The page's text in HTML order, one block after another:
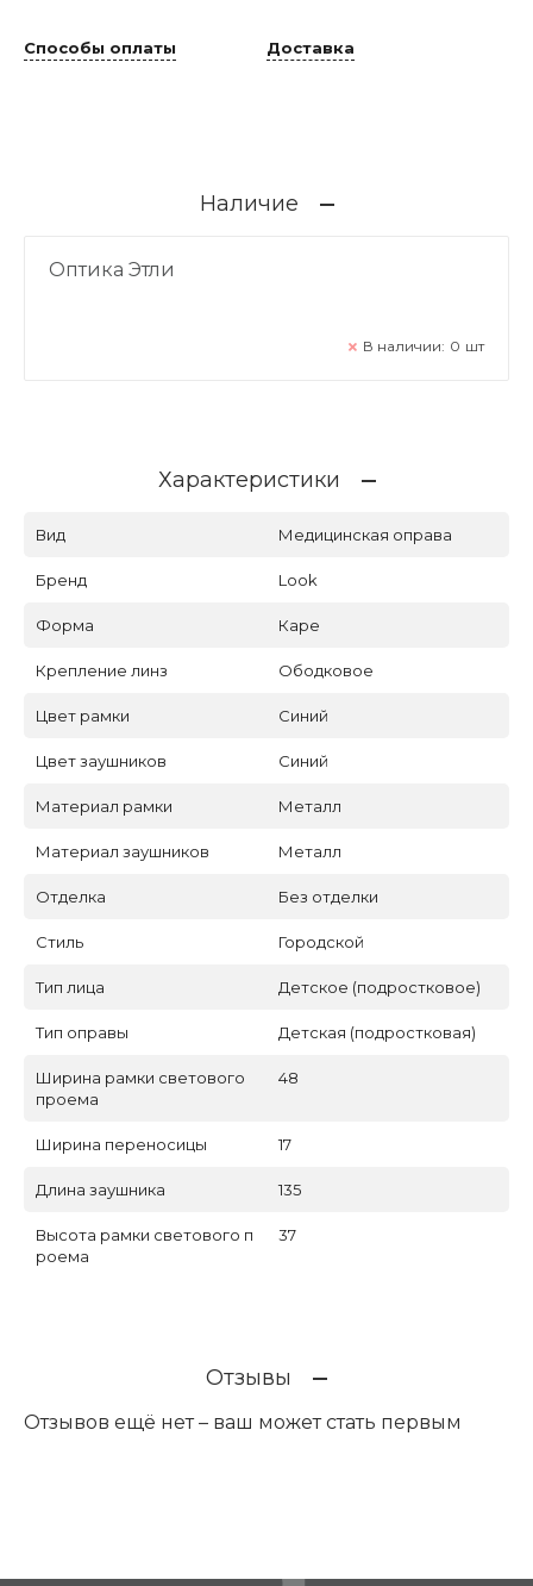
Способы оплаты Доставка
Наличие
Оптика Этли
В наличии: 0 шт
Характеристики
Вид Медицинская оправа
Бренд Look
Форма Каре
Крепление линз Ободковое
Цвет рамки Синий
Цвет заушников Синий
Материал рамки Металл
Материал заушников Металл
Отделка Без отделки
Стиль Городской
Тип лица Детское (подростковое)
Тип оправы Детская (подростковая)
Ширина рамки светового
проема
48
Ширина переносицы 17
Длина заушника 135
Высота рамки светового п
роема
37
Отзывы
Отзывов ещё нет – ваш может стать первым